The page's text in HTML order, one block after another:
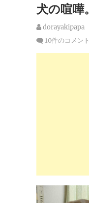
犬の喧嘩。
dorayakipapa
10件のコメント